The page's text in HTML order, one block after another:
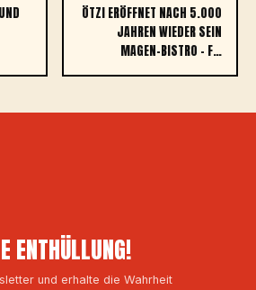
ÖTZI ERÖFFNET NACH 5.000
JAHREN WIEDER SEIN
MAGEN-BISTRO – F…
ENTHÜLLUNG!
und erhalte die Wahrheit